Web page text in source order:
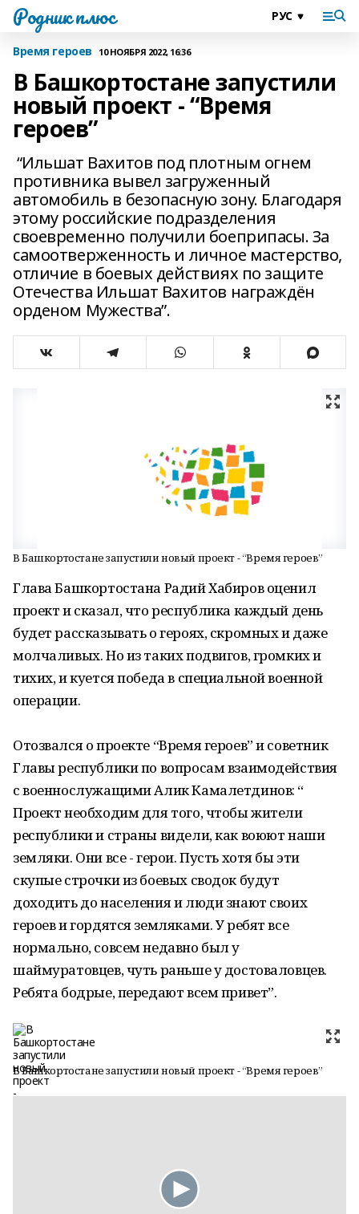
Родник плюс
Время героев 10 НОЯБРЯ 2022, 16:36
В Башкортостане запустили
новый проект - “Время
героев”
“Ильшат Вахитов под плотным огнем
противника вывел загруженный
автомобиль в безопасную зону. Благодаря
этому российские подразделения
своевременно получили боеприпасы. За
самоотверженность и личное мастерство,
отличие в боевых действиях по защите
Отечества Ильшат Вахитов награждён
орденом Мужества”.
В Башкортостане запустили новый проект - “Время героев”
Глава Башкортостана Радий Хабиров оценил
проект и сказал, что республика каждый день
будет рассказывать о героях, скромных и даже
молчаливых. Но из таких подвигов, громких и
тихих, и куется победа в специальной военной
операции.
Отозвался о проекте “Время героев” и советник
Главы республики по вопросам взаимодействия
с военнослужащими Алик Камалетдинов: “
Проект необходим для того, чтобы жители
республики и страны видели, как воюют наши
земляки. Они все - герои. Пусть хотя бы эти
скупые строчки из боевых сводок будут
доходить до населения и люди знают своих
героев и гордятся земляками. У ребят все
нормально, совсем недавно был у
шаймуратовцев, чуть раньше у достоваловцев.
Ребята бодрые, передают всем привет”.
В Башкортостане запустили новый проект - “Время героев”